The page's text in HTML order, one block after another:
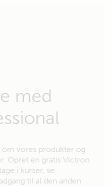
med
vores produkter og
Opret en gratis Victron
i kurser, se
til al den anden